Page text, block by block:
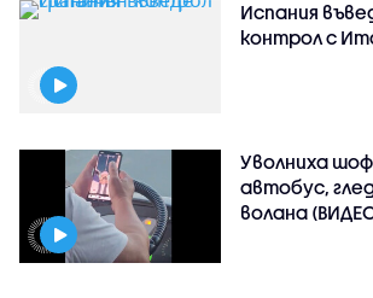
Испания
контрол с
Уволниха
автобус,
волана